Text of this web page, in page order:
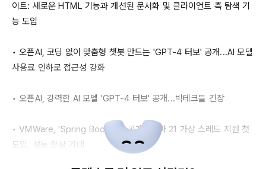
이트: 새로운 HTML 기능과 개선된 문서화 및 클라이언트 측 탐색 기
능 도입
• 오픈AI, 코딩 없이 맞춤형 챗봇 만드는 'GPT-4 터보' 공개...AI 모델
사용료 인하로 접근성 강화
• 오픈AI, 강력한 AI 모델 'GPT-4 터보' 공개...빅테크들 긴장
• VMWare, 'Spring Boot
' 공개...자바 21 가상 스레드 지원 첫
도입, 성능 향상 기대